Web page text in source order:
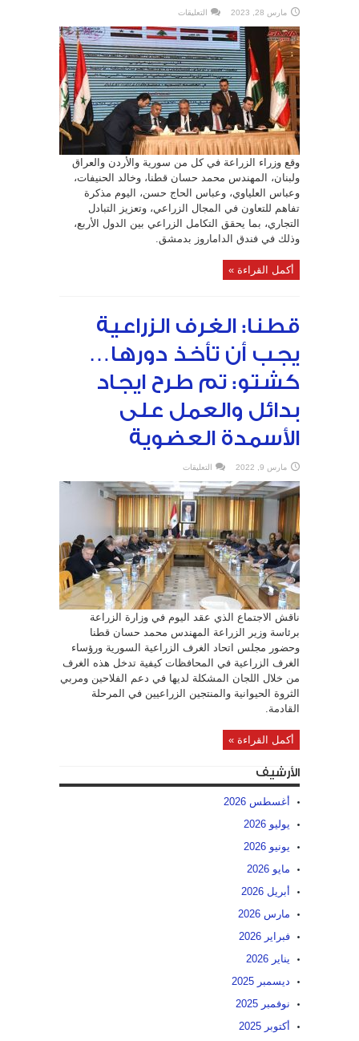
مارس 28, 2023 التعليقات
تفاهم
لتحقيق
التكامل
الزراعي
بين
سورية
ولبنان
والأردن
والعراق
مغلقة
وقع وزراء الزراعة في كل من سورية والأردن والعراق
ولبنان، المهندس محمد حسان قطنا، وخالد الحنيفات،
وعباس العلياوي، وعباس الحاج حسن، اليوم مذكرة
تفاهم للتعاون في المجال الزراعي، وتعزيز التبادل
التجاري، بما يحقق التكامل الزراعي بين الدول الأربع،
وذلك في فندق الداماروز بدمشق.
أكمل القراءة »
قطنا: الغرف الزراعية
يجب أن تأخذ دورها…
كشتو: تم طرح ايجاد
بدائل والعمل على
الأسمدة العضوية
مارس 9, 2022 التعليقات
الغرف
الزراعية
يجب
أن
تأخذ
دورها…
كشتو:
تم
طرح
ايجاد
بدائل
والعمل
على
الأسمدة
العضوية
مغلقة
ناقش الاجتماع الذي عقد اليوم في وزارة الزراعة
برئاسة وزير الزراعة المهندس محمد حسان قطنا
وحضور مجلس اتحاد الغرف الزراعية السورية ورؤساء
الغرف الزراعية في المحافظات كيفية تدخل هذه الغرف
من خلال اللجان المشكلة لديها في دعم الفلاحين ومربي
الثروة الحيوانية والمنتجين الزراعيين في المرحلة
القادمة.
أكمل القراءة »
الأرشيف
أغسطس 2026
يوليو 2026
يونيو 2026
مايو 2026
أبريل 2026
مارس 2026
فبراير 2026
يناير 2026
ديسمبر 2025
نوفمبر 2025
أكتوبر 2025